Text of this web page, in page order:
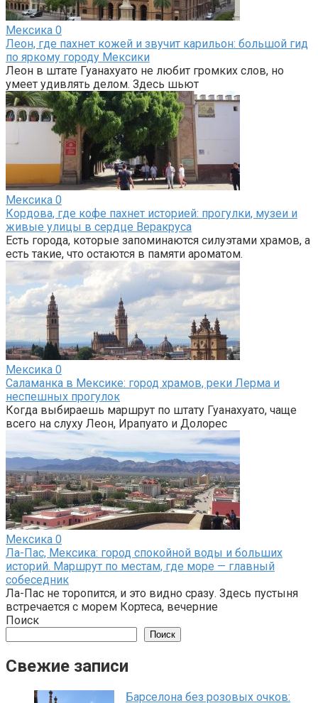
Мексика 0
Леон, где пахнет кожей и звучит карильон: большой гид
по яркому городу Мексики
Леон в штате Гуанахуато не любит громких слов, но
умеет удивлять делом. Здесь шьют
Мексика 0
Кордова, где кофе пахнет историей: прогулки, музеи и
живые улицы в сердце Веракруса
Есть города, которые запоминаются силуэтами храмов, а
есть такие, что остаются в памяти ароматом.
Мексика 0
Саламанка в Мексике: город храмов, реки Лерма и
неспешных прогулок
Когда выбираешь маршрут по штату Гуанахуато, чаще
всего на слуху Леон, Ирапуато и Долорес
Мексика 0
Ла-Пас, Мексика: город спокойной воды и больших
историй. Маршрут по местам, где море — главный
собеседник
Ла-Пас не торопится, и это видно сразу. Здесь пустыня
встречается с морем Кортеса, вечерние
Поиск
Поиск
Свежие записи
Барселона без розовых очков: